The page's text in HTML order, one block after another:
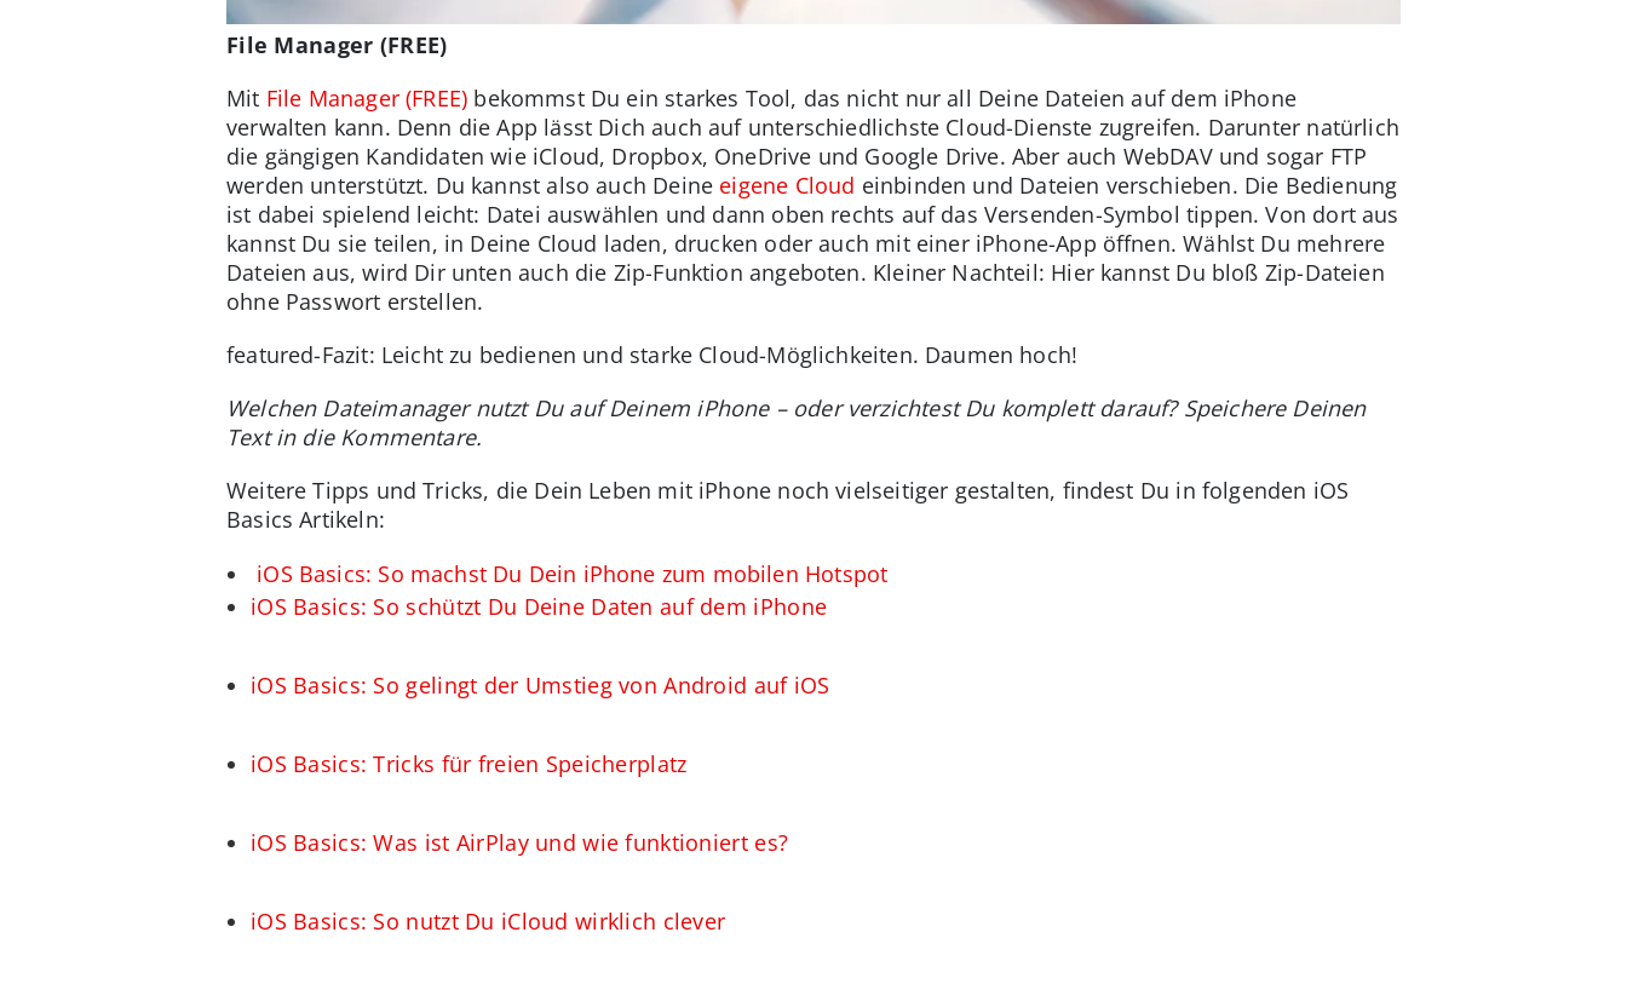
File Manager (FREE)
Mit File Manager (FREE) bekommst Du ein starkes Tool, das nicht nur all Deine Dateien auf dem iPhone
verwalten kann. Denn die App lässt Dich auch auf unterschiedlichste Cloud-Dienste zugreifen. Darunter natürlich
die gängigen Kandidaten wie iCloud, Dropbox, OneDrive und Google Drive. Aber auch WebDAV und sogar FTP
werden unterstützt. Du kannst also auch Deine eigene Cloud einbinden und Dateien verschieben. Die Bedienung
ist dabei spielend leicht: Datei auswählen und dann oben rechts auf das Versenden-Symbol tippen. Von dort aus
kannst Du sie teilen, in Deine Cloud laden, drucken oder auch mit einer iPhone-App öffnen. Wählst Du mehrere
Dateien aus, wird Dir unten auch die Zip-Funktion angeboten. Kleiner Nachteil: Hier kannst Du bloß Zip-Dateien
ohne Passwort erstellen.
featured-Fazit: Leicht zu bedienen und starke Cloud-Möglichkeiten. Daumen hoch!
Welchen Dateimanager nutzt Du auf Deinem iPhone – oder verzichtest Du komplett darauf? Speichere Deinen
Text in die Kommentare.
Weitere Tipps und Tricks, die Dein Leben mit iPhone noch vielseitiger gestalten, findest Du in folgenden iOS
Basics Artikeln:
iOS Basics: So machst Du Dein iPhone zum mobilen Hotspot
iOS Basics: So schützt Du Deine Daten auf dem iPhone
iOS Basics: So gelingt der Umstieg von Android auf iOS
iOS Basics: Tricks für freien Speicherplatz
iOS Basics: Was ist AirPlay und wie funktioniert es?
iOS Basics: So nutzt Du iCloud wirklich clever